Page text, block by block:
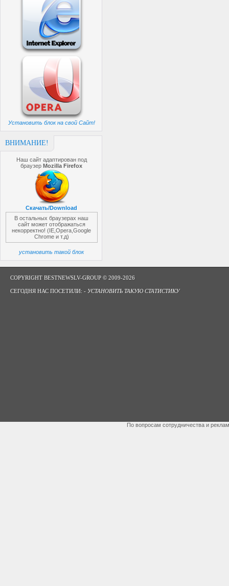
Установить блок на свой Сайт!
ВНИМАНИЕ!
Наш сайт адаптирован под
браузерMozilla Firefox
Скачать/Download
В остальных браузерах наш
сайт может отображаться
некорректно! (IE,Opera,Google
Chrome и т.д)
установить такой блок
COPYRIGHT BESTNEWSLV-GROUP © 2009-2026
СЕГОДНЯ НАС ПОСЕТИЛИ: - УСТАНОВИТЬ ТАКУЮ СТАТИСТИКУ
По вопросам сотрудничества и